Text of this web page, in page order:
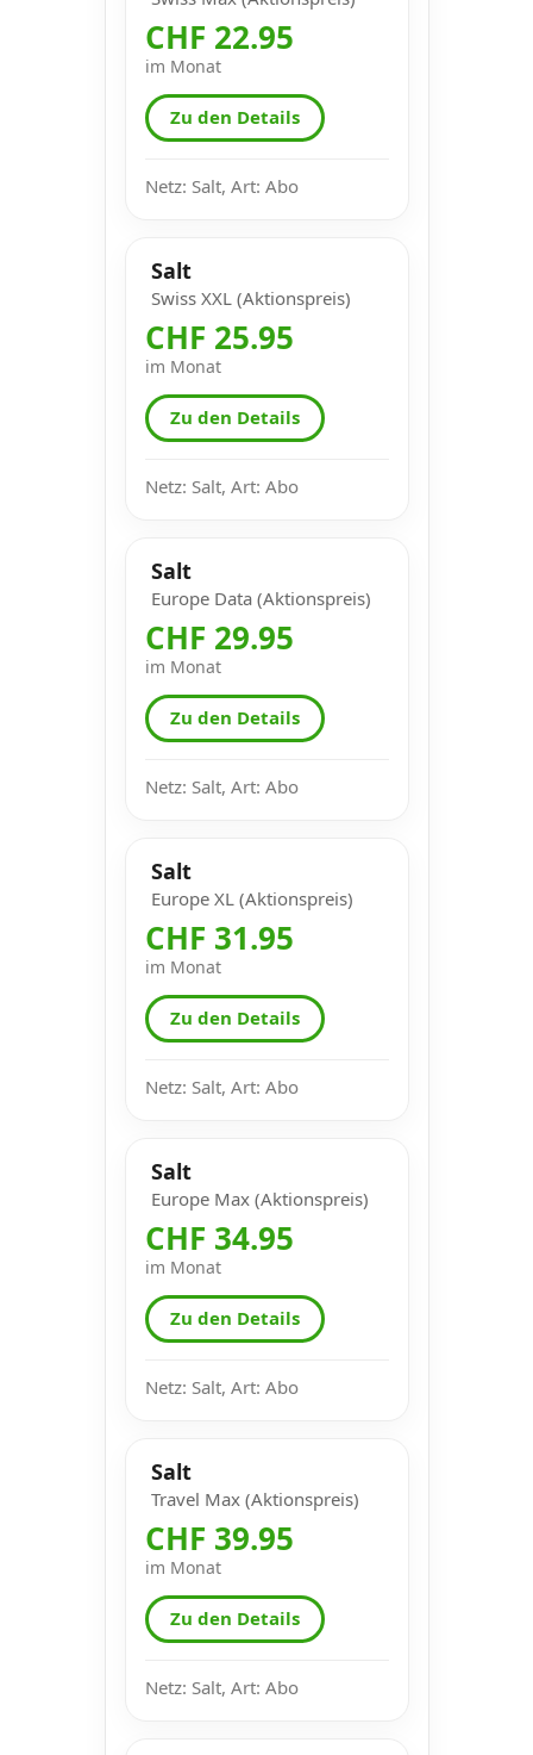
CHF 22.95
im Monat
Zu den Details
Netz: Salt, Art: Abo
Salt
Swiss XXL (Aktionspreis)
CHF 25.95
im Monat
Zu den Details
Netz: Salt, Art: Abo
Salt
Europe Data (Aktionspreis)
CHF 29.95
im Monat
Zu den Details
Netz: Salt, Art: Abo
Salt
Europe XL (Aktionspreis)
CHF 31.95
im Monat
Zu den Details
Netz: Salt, Art: Abo
Salt
Europe Max (Aktionspreis)
CHF 34.95
im Monat
Zu den Details
Netz: Salt, Art: Abo
Salt
Travel Max (Aktionspreis)
CHF 39.95
im Monat
Zu den Details
Netz: Salt, Art: Abo